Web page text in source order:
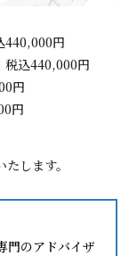
440,000円
税込440,000円
円
円
します。
門のアドバイザ